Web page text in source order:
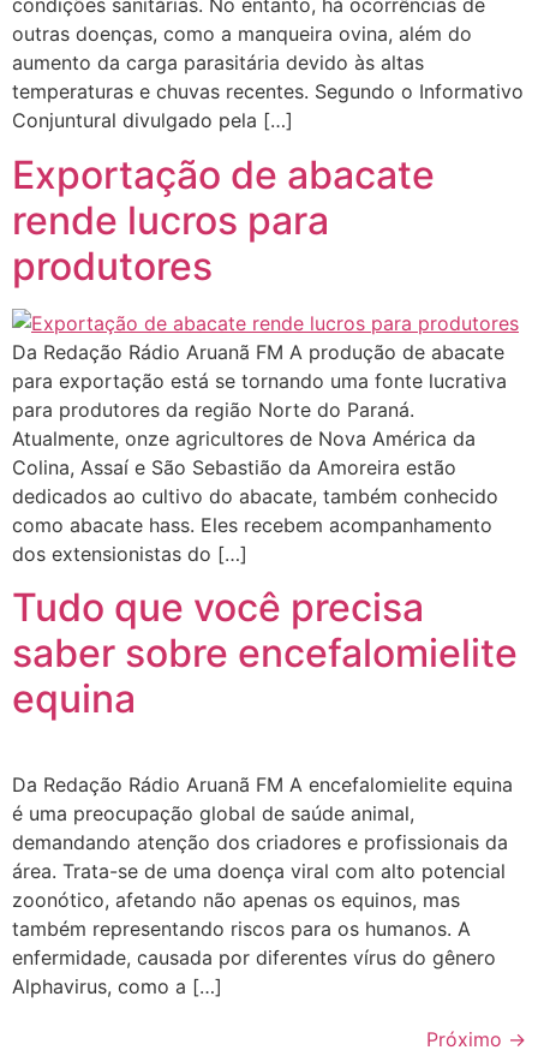
condições sanitárias. No entanto, há ocorrências de
outras doenças, como a manqueira ovina, além do
aumento da carga parasitária devido às altas
temperaturas e chuvas recentes. Segundo o Informativo
Conjuntural divulgado pela […]
Exportação de abacate
rende lucros para
produtores
Da Redação Rádio Aruanã FM A produção de abacate
para exportação está se tornando uma fonte lucrativa
para produtores da região Norte do Paraná.
Atualmente, onze agricultores de Nova América da
Colina, Assaí e São Sebastião da Amoreira estão
dedicados ao cultivo do abacate, também conhecido
como abacate hass. Eles recebem acompanhamento
dos extensionistas do […]
Tudo que você precisa
saber sobre encefalomielite
equina
Da Redação Rádio Aruanã FM A encefalomielite equina
é uma preocupação global de saúde animal,
demandando atenção dos criadores e profissionais da
área. Trata-se de uma doença viral com alto potencial
zoonótico, afetando não apenas os equinos, mas
também representando riscos para os humanos. A
enfermidade, causada por diferentes vírus do gênero
Alphavirus, como a […]
Próximo →